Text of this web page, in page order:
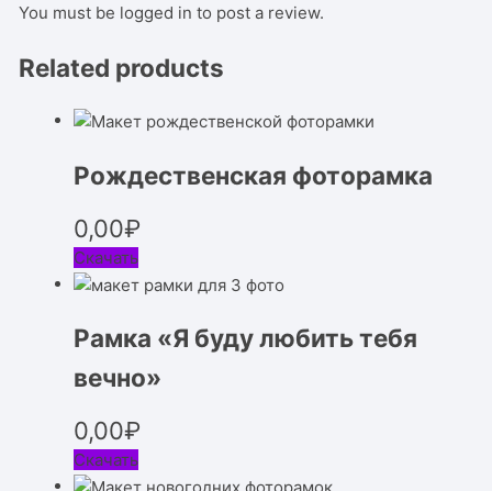
You must be logged in to post a review.
Related products
Рождественская фоторамка
0,00₽
Скачать
Рамка «Я буду любить тебя
вечно»
0,00₽
Скачать